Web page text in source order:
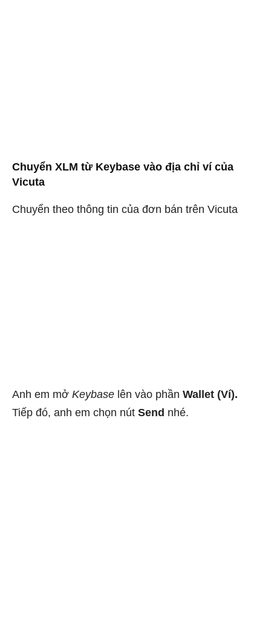
Chuyển XLM từ Keybase vào địa chỉ ví của
Vicuta
Chuyển theo thông tin của đơn bán trên Vicuta
Anh em mở Keybase lên vào phần Wallet (Ví).
Tiếp đó, anh em chọn nút Send nhé.